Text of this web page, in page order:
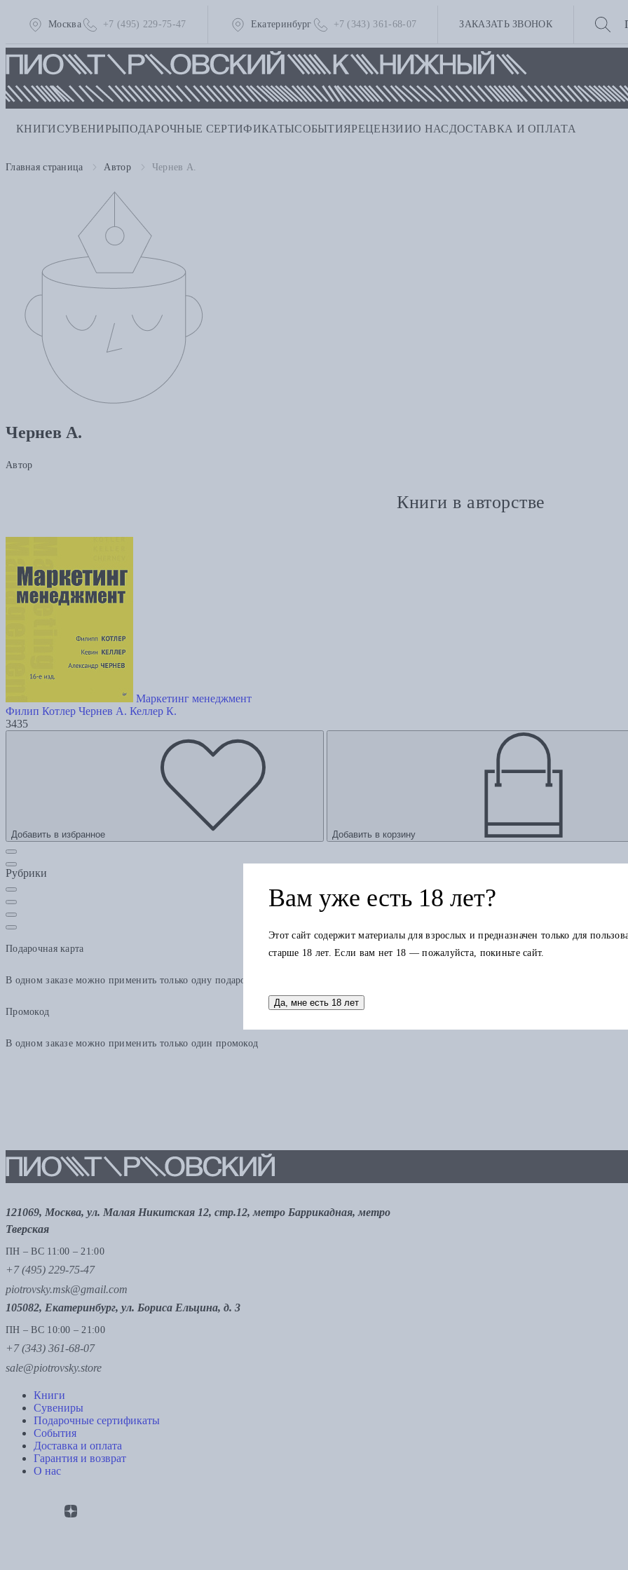
Москва +7 (495) 229-75-47 Екатеринбург +7 (343) 361-68-07 ЗАКАЗАТЬ ЗВОНОК
КНИГИСУВЕНИРЫПОДАРОЧНЫЕ СЕРТИФИКАТЫСОБЫТИЯРЕЦЕНЗИИО НАС ДОСТАВКА И ОПЛАТА
Главная страница Автор Чернев А.
Чернев А.
Автор
Книги в авторстве
Маркетинг менеджмент
Филип Котлер Чернев А. Келлер К.
3435
Добавить в избранное Добавить в корзину
Рубрики
Подарочная карта
В одном заказе можно применить только одну подарочную карту. Остаток по карте можно использовать в других заказах.
Промокод
В одном заказе можно применить только один промокод
121069, Москва, ул. Малая Никитская 12, стр.12, метро Баррикадная, метро
Тверская
ПН – ВС 11:00 – 21:00
+7 (495) 229-75-47
piotrovsky.msk@gmail.com
105082, Екатеринбург, ул. Бориса Ельцина, д. 3
ПН – ВС 10:00 – 21:00
+7 (343) 361-68-07
sale@piotrovsky.store
Книги
Сувениры
Подарочные сертификаты
События
Доставка и оплата
Гарантия и возврат
О нас
Вам уже есть 18 лет?
Этот сайт содержит материалы для взрослых и предназначен только для
старше 18 лет. Если вам нет 18 — пожалуйста, покиньте сайт.
Да, мне есть 18 лет